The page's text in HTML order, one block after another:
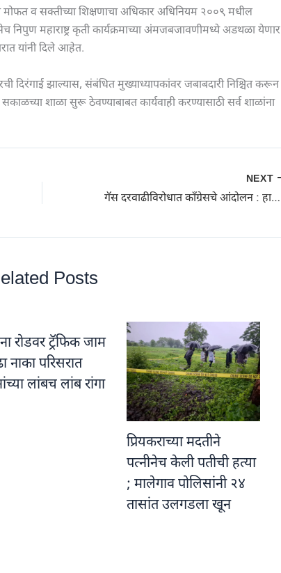
मोफत व सक्तीच्या शिक्षणाचा अधिकार अधिनियम २००९ मधील
निपुण महाराष्ट्र कृती कार्यक्रमाच्या अंमजबजावणीमध्ये अडथळा येणार
यांनी दिले आहेत.
दिरंगाई झाल्यास, संबंधित मुख्याध्यापकांवर जबाबदारी निश्चित करून
शाळा सुरू ठेवण्याबाबत कार्यवाही करण्यासाठी सर्व शाळांना
NEXT
गॅस दरवाढीविरोधात काँग्रेसचे आंदोलन : हातात सिलिंडर घेऊन निदर्शने; मोदी सरकारविरोधात जोरदार घोषणाबाजी
Posts
रोडवर ट्रॅफिक जाम
नाका परिसरात
लांबच लांब रांगा
प्रियकराच्या मदतीने
पत्नीनेच केली पतीची हत्या
; मालेगाव पोलिसांनी २४
तासांत उलगडला खून